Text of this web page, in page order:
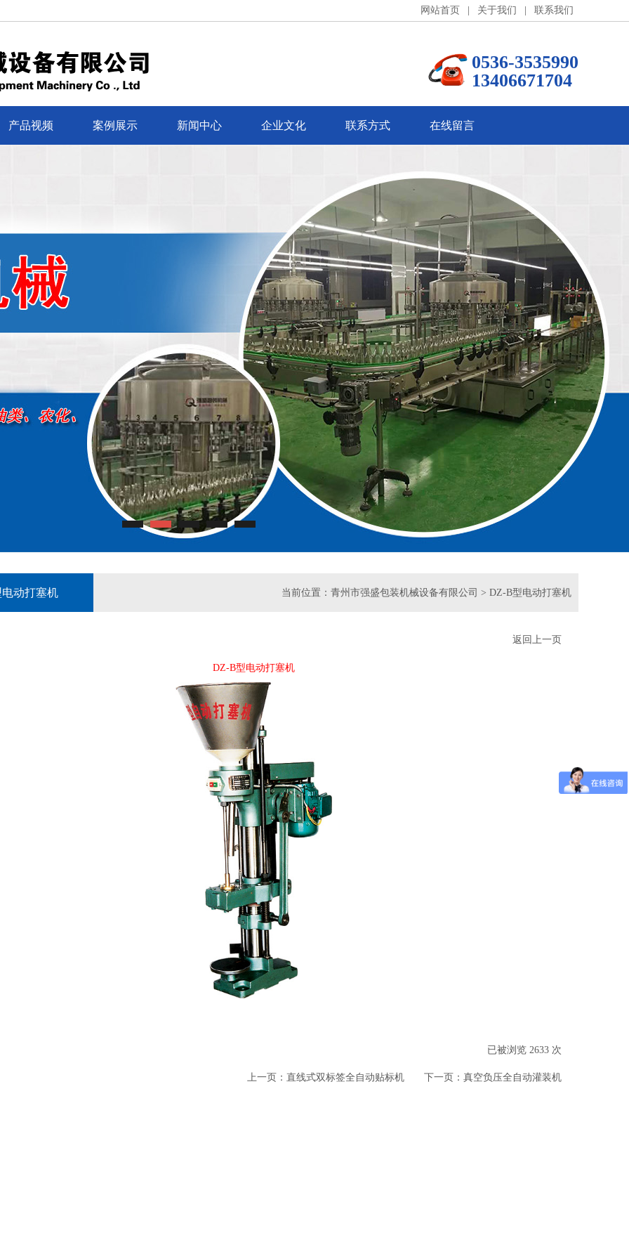
网站首页 关于我们 联系我们
0536-3535990
13406671704
产品视频 案例展示 新闻中心 企业文化 联系方式 在线留言
动打塞机 当前位置： 青州市强盛包装机械设备有限公司 > DZ-B型电动打塞机
返回上一页
DZ-B型电动打塞机
已被浏览 2633 次
上一页： 直线式双标签全自动贴标机 下一页： 真空负压全自动灌装机